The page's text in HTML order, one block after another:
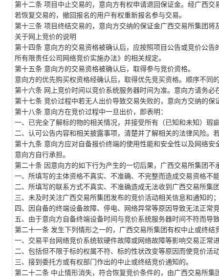
第十二条 项目中止交易的，意向方有权申请退回保证金。经广西交
若恢复交易的，撤回报名的用户有权重新报名参与交易。
第十三条 项目终结交易的，意向方交纳的保证金广西交易所集团将
关于网上竞价的说明
第十四条 意向方的交易资格被确认后，应按照项目公告或竞价公
所有限责任公司网络竞价实施办法》的相关规定。
第十五条 意向方的交易资格被确认后，取得参与竞价资格。
意向方的优先购买权资格经确认后，取得优先竞买资格。顺序不同
第十六条 网上竞价时间以竞价系统服务器时间为准。意向方请务必
第十七条 竞价过程中若无人出价导致交易失败的，意向方交纳的保
第十八条 意向方在竞价过程中一旦出价，即表明：
一、已完全了解标的物的相关情况，并接受所有（已知和未知）瑕
二、认可公告内容和相关披露事项，清楚并了解相关的法律风险
第十九条 意向方应对自备报价终端的使用性能和安全性以及网络
意向方自行承担。
第二十条 因意向方的如下行为产生的一切后果， 广西交易所集团不
一、所填写的主体资格不真实、不准确、不完整而造成交易资格不
二、所填写的联系方式不真实、不准确造成无法收到 广西交易所集
三、未及时关注广西交易所集团发布的竞价活动相关信息和通知的
四、因自备的终端设备故障、停电、网络异常等原因导致无法正常
五、由于意向方自备终端设备时间与竞价系统服务器时间不符而导
第二十一条 发生下列情形之一的， 广西交易所集团有权中止或终结
一、交易平台网络竞价系统软硬件故障或网络故障等影响交易正常
二、包括但不限于标的权属不符、标的性状改变等原因而使竞价活
三、接到委托方或有权部门作出的中止或终结竞价通知的。
第二十二条 中止情形消失，符合恢复竞价条件的，由广西交易所集